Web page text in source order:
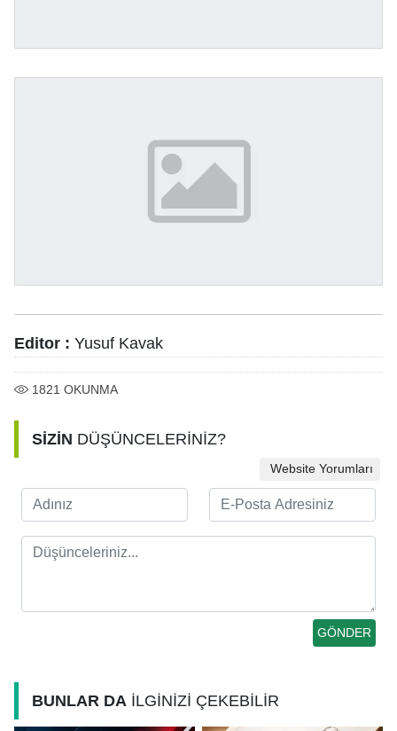
Editor : Yusuf Kavak
1821 OKUNMA
SİZİN DÜŞÜNCELERİNİZ?
Website Yorumları
BUNLAR DA İLGİNİZİ ÇEKEBİLİR